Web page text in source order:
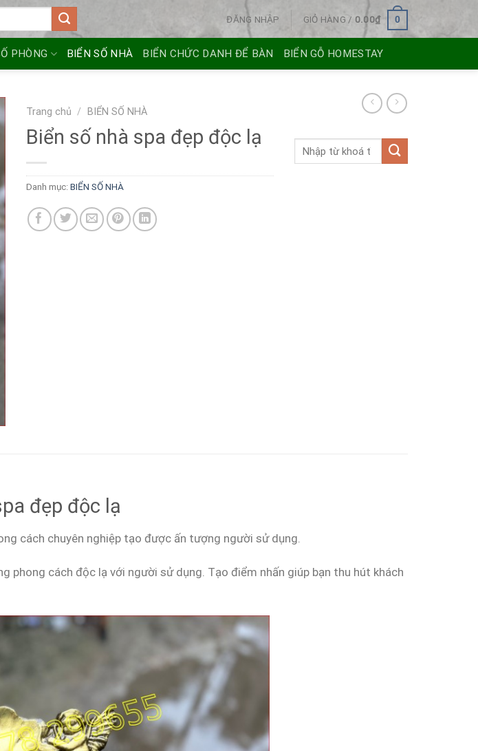
ĐĂNG NHẬP GIỎ HÀNG / 0.00₫ 0
PHÒNG BIỂN SỐ NHÀ BIỂN CHỨC DANH ĐỂ BÀN BIỂN GỖ HOMESTAY
Trang chủ / BIỂN SỐ NHÀ
Biển số nhà spa đẹp độc lạ
Danh mục:BIỂN SỐ NHÀ
đẹp độc lạ
cách chuyên nghiệp tạo được ấn tượng người sử dụng.
phong cách độc lạ với người sử dụng. Tạo điểm nhấn giúp bạn thu hút khách